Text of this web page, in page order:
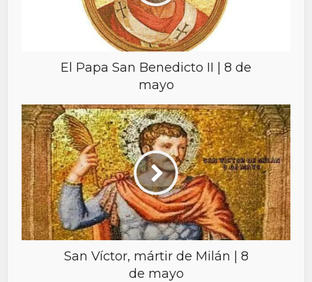
El Papa San Benedicto II | 8 de
mayo
San Víctor, mártir de Milán | 8
de mayo